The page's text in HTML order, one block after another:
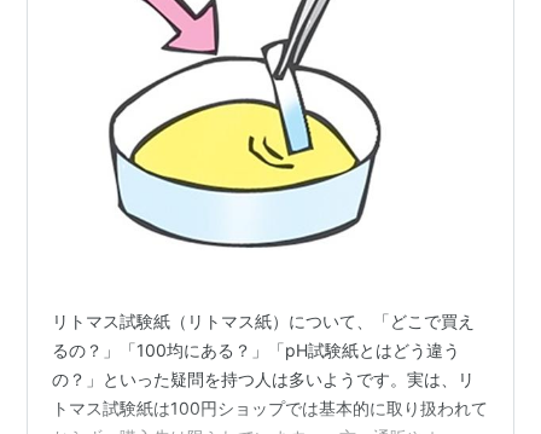
リトマス試験紙（リトマス紙）について、「どこで買え
るの？」「100均にある？」「pH試験紙とはどう違う
の？」といった疑問を持つ人は多いようです。実は、リ
トマス試験紙は100円ショップでは基本的に取り扱われて